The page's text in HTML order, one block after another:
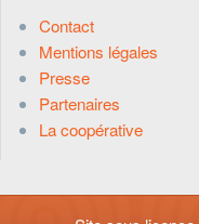
Contact
Mentions légales
Presse
Partenaires
La coopérative